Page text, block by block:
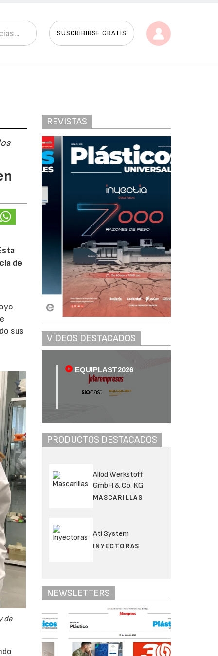
SUSCRIBIRSE GRATIS
de
sus
de
REVISTAS
VÍDEOS DESTACADOS
EQUIPLAST 2026
PRODUCTOS DESTACADOS
Allod Werkstoff
GmbH & Co. KG
MASCARILLAS
Ati System
INYECTORAS
NEWSLETTERS